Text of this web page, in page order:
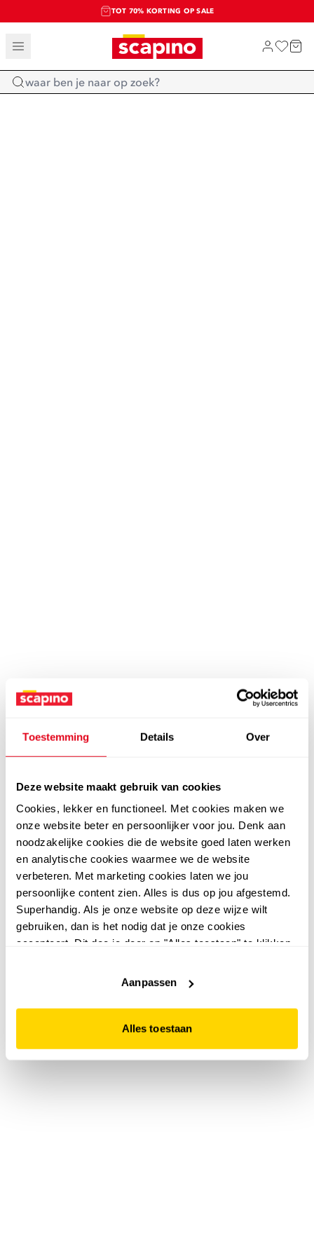
Toestemming Details Over
Deze website maakt gebruik van cookies
Cookies, lekker en functioneel. Met cookies maken we
onze website beter en persoonlijker voor jou. Denk aan
noodzakelijke cookies die de website goed laten werken
en analytische cookies waarmee we de website
verbeteren. Met marketing cookies laten we jou
persoonlijke content zien. Alles is dus op jou afgestemd.
Superhandig. Als je onze website op deze wijze wilt
gebruiken, dan is het nodig dat je onze cookies
accepteert. Dit doe je door op "Alles toestaan" te klikken.
website niet optimaal functioneert.
Aanpassen
Alles toestaan
TOT 70% KORTING OP SALE
SALE: LAATSTE KANS!
SHOP NIEUW
Home